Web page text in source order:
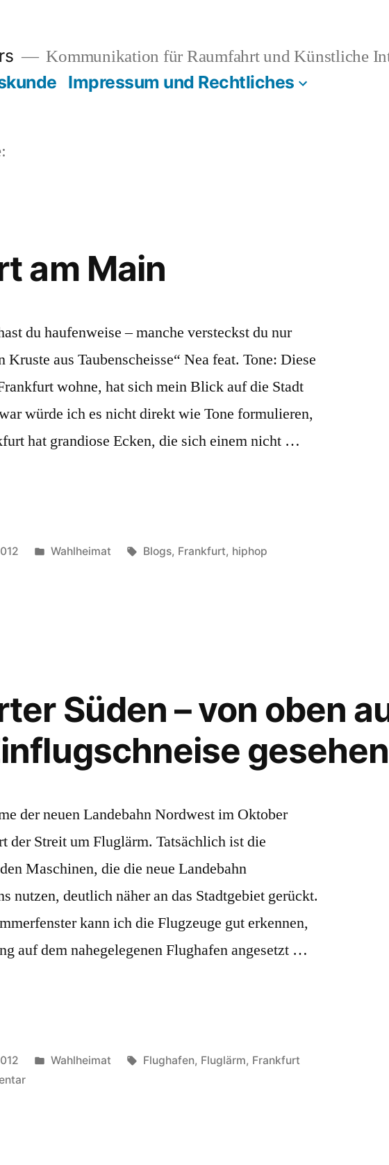
Kommunikation für Raumfahrt und Künstliche
Impressum und Rechtliches
am Main
du haufenweise – manche versteckst du nur
Kruste aus Taubenscheisse“ Nea feat. Tone: Diese
wohne, hat sich mein Blick auf die Stadt
würde ich es nicht direkt wie Tone formulieren,
hat grandiose Ecken, die sich einem nicht …
Veröffentlicht
Wahlheimat Schlagwörter:
Blogs, Frankfurt, hiphop
Süden – von oben
gesehen
der neuen Landebahn Nordwest im Oktober
der Streit um Fluglärm. Tatsächlich ist die
Maschinen, die die neue Landebahn
nutzen, deutlich näher an das Stadtgebiet gerückt.
kann ich die Flugzeuge gut erkennen,
auf dem nahegelegenen Flughafen angesetzt …
Veröffentlicht
Wahlheimat Schlagwörter:
Flughafen, Fluglärm, Frankfurt
zu